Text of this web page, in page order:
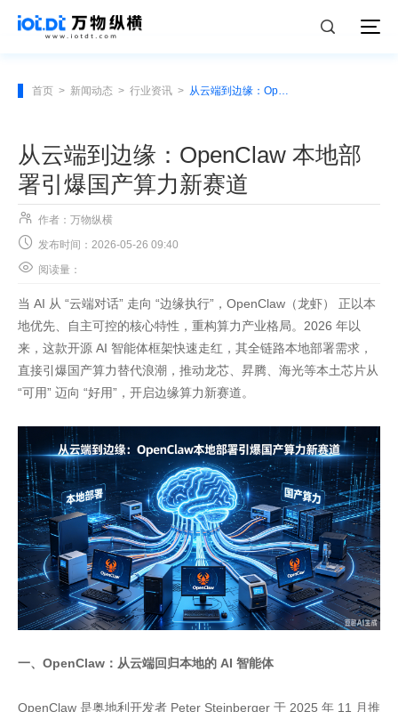
首页 > 新闻动态 > 行业资讯 > 从云端到边缘：OpenClaw 本地部署引爆国产算力新赛道
从云端到边缘：OpenClaw 本地部
署引爆国产算力新赛道
 作者：万物纵横
 发布时间：2026-05-26 09:40
 阅读量：
当 AI 从 “云端对话” 走向 “边缘执行”，OpenClaw（龙虾） 正以本
地优先、自主可控的核心特性，重构算力产业格局。2026 年以
来，这款开源 AI 智能体框架快速走红，其全链路本地部署需求，
直接引爆国产算力替代浪潮，推动龙芯、昇腾、海光等本土芯片从
“可用” 迈向 “好用”，开启边缘算力新赛道。
一、OpenClaw：从云端回归本地的 AI 智能体
OpenClaw 是奥地利开发者 Peter Steinberger 于 2025 年 11 月推